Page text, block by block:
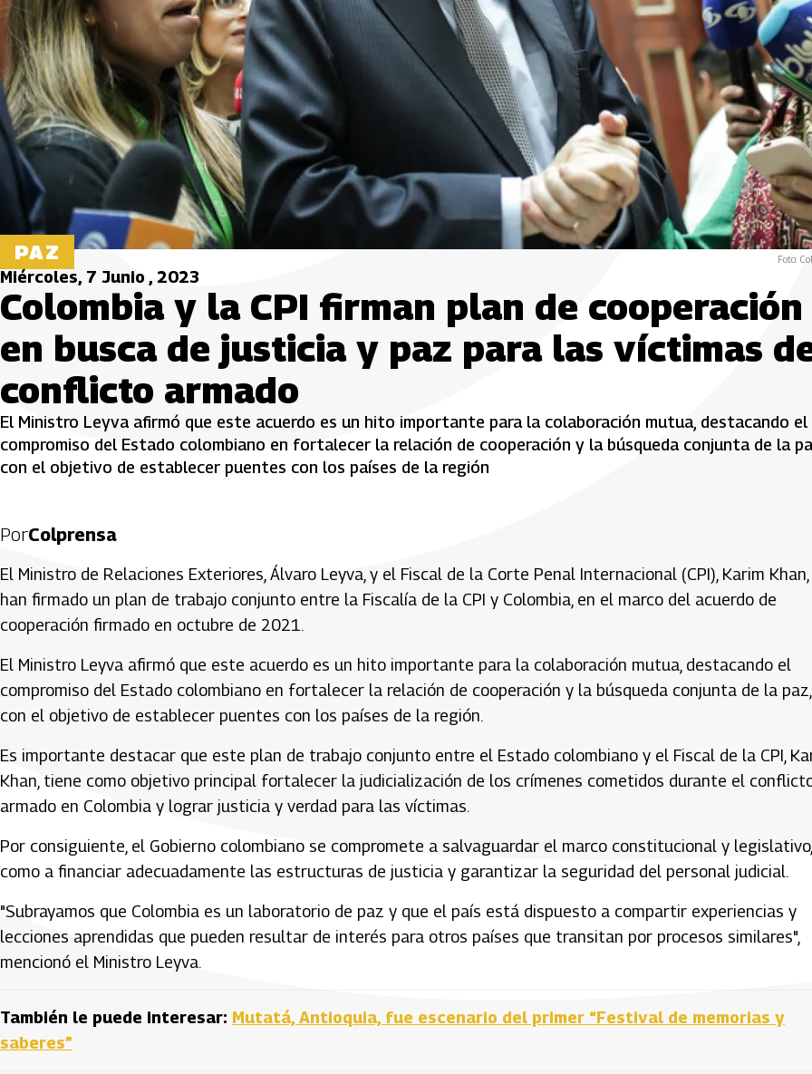
PAZ Foto:
Miércoles, 7 Junio , 2023
Colombia y la CPI firman plan de cooperación
en busca de justicia y paz para las víctimas
conflicto armado
El Ministro Leyva afirmó que este acuerdo es un hito importante para la colaboración mutua, destacando el
compromiso del Estado colombiano en fortalecer la relación de cooperación y la búsqueda conjunta de la
con el objetivo de establecer puentes con los países de la región
PorColprensa
El Ministro de Relaciones Exteriores, Álvaro Leyva, y el Fiscal de la Corte Penal Internacional (CPI), Karim Khan,
han firmado un plan de trabajo conjunto entre la Fiscalía de la CPI y Colombia, en el marco del acuerdo de
cooperación firmado en octubre de 2021.
El Ministro Leyva afirmó que este acuerdo es un hito importante para la colaboración mutua, destacando el
compromiso del Estado colombiano en fortalecer la relación de cooperación y la búsqueda conjunta de la paz,
con el objetivo de establecer puentes con los países de la región.
Es importante destacar que este plan de trabajo conjunto entre el Estado colombiano y el Fiscal de la CPI,
Khan, tiene como objetivo principal fortalecer la judicialización de los crímenes cometidos durante el
armado en Colombia y lograr justicia y verdad para las víctimas.
Por consiguiente, el Gobierno colombiano se compromete a salvaguardar el marco constitucional y
como a financiar adecuadamente las estructuras de justicia y garantizar la seguridad del personal judicial.
"Subrayamos que Colombia es un laboratorio de paz y que el país está dispuesto a compartir experiencias y
lecciones aprendidas que pueden resultar de interés para otros países que transitan por procesos similares",
mencionó el Ministro Leyva.
También le puede interesar: Mutatá, Antioquia, fue escenario del primer “Festival de memorias y
saberes”